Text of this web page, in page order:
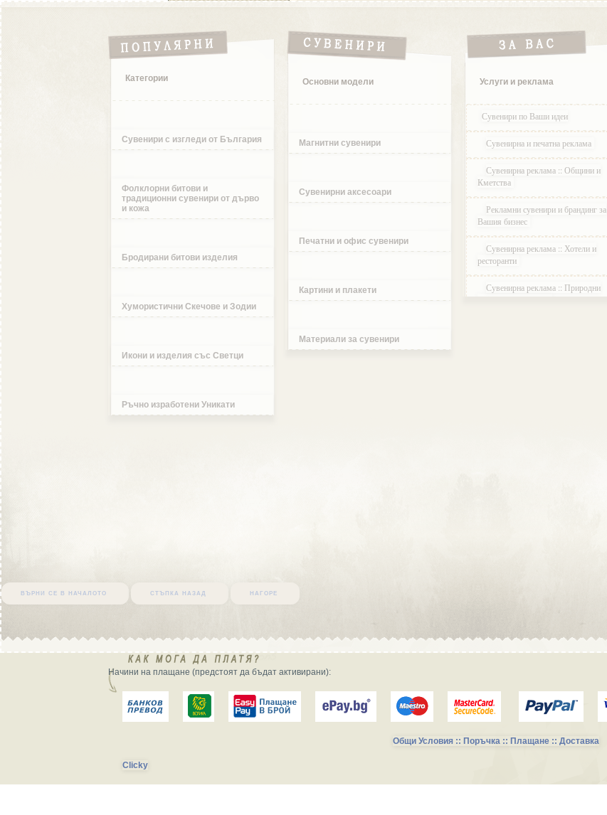
Категории
Сувенири с изгледи от България
Фолклорни битови и
традиционни сувенири от дърво
и кожа
Бродирани битови изделия
Хумористични Скечове и Зодии
Икони и изделия със Светци
Ръчно изработени Уникати
Основни модели
Магнитни сувенири
Сувенирни аксесоари
Печатни и офис сувенири
Картини и плакети
Материали за сувенири
Услуги и реклама
Сувенири по Ваши идеи
Сувенирна и печатна реклама
Сувенирна реклама :: Общини и
Кметства
Рекламни сувенири и брандинг за
Вашия бизнес
Сувенирна реклама :: Хотели и
ресторанти
Сувенирна реклама :: Природни
паркове и Резервати
върни се в началото стъпка назад нагоре
Начини на плащане (предстоят да бъдат активирани):
Общи Условия :: Поръчка :: Плащане :: Доставка
Clicky